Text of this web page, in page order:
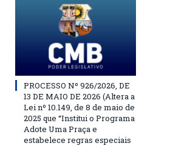
PROCESSO Nº 926/2026, DE
13 DE MAIO DE 2026 (Altera a
Lei nº 10.149, de 8 de maio de
2025 que “Institui o Programa
Adote Uma Praça e
estabelece regras especiais